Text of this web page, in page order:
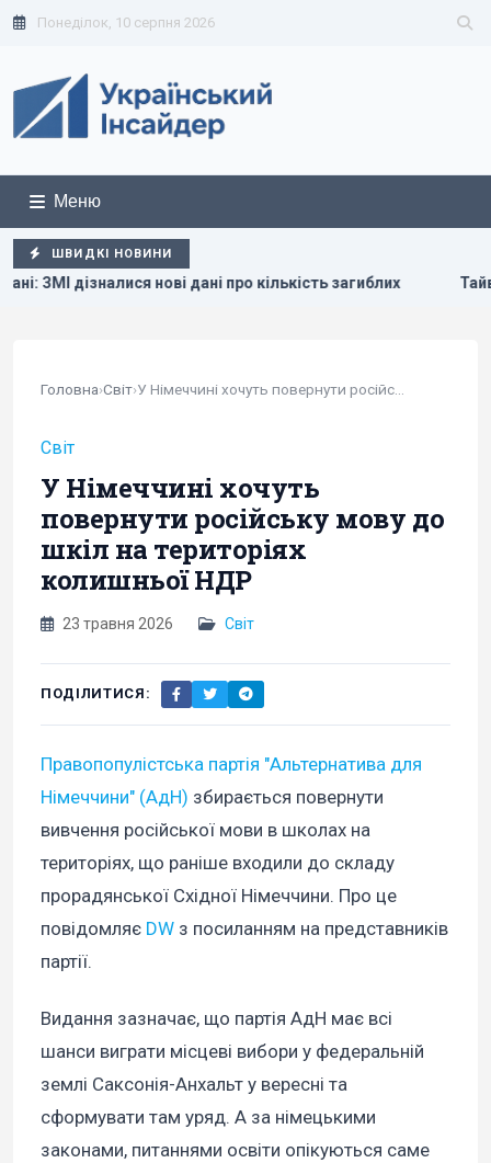
Понеділок, 10 серпня 2026
Меню
ШВИДКІ НОВИНИ
нові дані про кількість загиблих Тайвань показав під
Головна›Світ›
Світ
У Німеччині хочуть
повернути російську мову до
шкіл на територіях
колишньої НДР
23 травня 2026 Світ
ПОДІЛИТИСЯ:
Правопопулістська партія "Альтернатива для
Німеччини" (АдН) збирається повернути
вивчення російської мови в школах на
територіях, що раніше входили до складу
прорадянської Східної Німеччини. Про це
повідомляє DW з посиланням на представників
партії.
Видання зазначає, що партія АдН має всі
шанси виграти місцеві вибори у федеральній
землі Саксонія-Анхальт у вересні та
сформувати там уряд. А за німецькими
законами, питаннями освіти опікуються саме